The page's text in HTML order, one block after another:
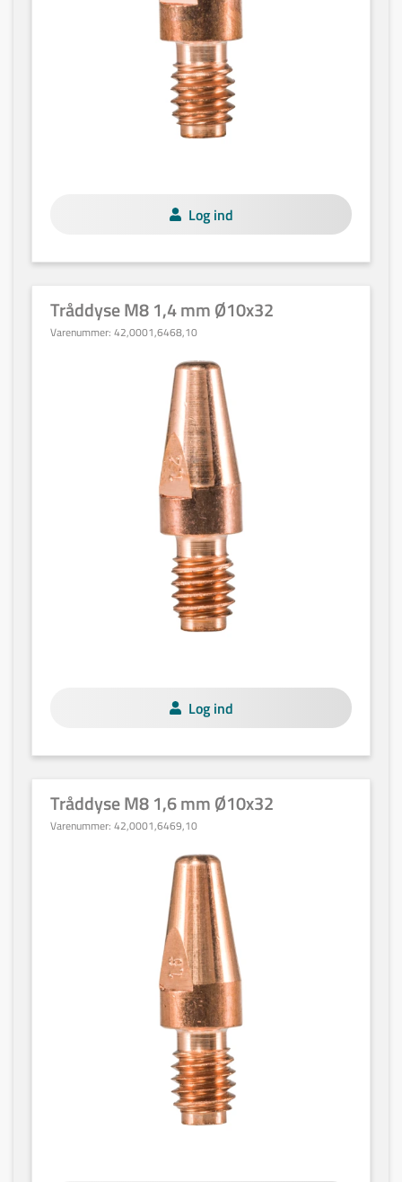
Log ind
Tråddyse M8 1,4 mm Ø10x32
Varenummer: 42,0001,6468,10
Log ind
Tråddyse M8 1,6 mm Ø10x32
Varenummer: 42,0001,6469,10